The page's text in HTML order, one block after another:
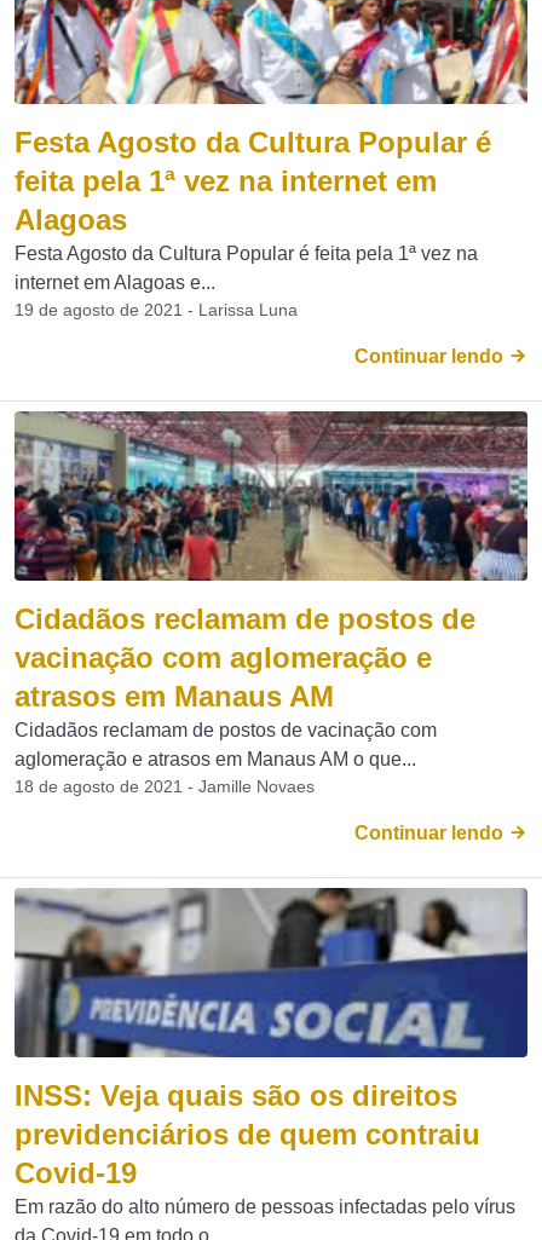
Festa Agosto da Cultura Popular é
feita pela 1ª vez na internet em
Alagoas
Festa Agosto da Cultura Popular é feita pela 1ª vez na
internet em Alagoas e...
19 de agosto de 2021 - Larissa Luna
Continuar lendo
Cidadãos reclamam de postos de
vacinação com aglomeração e
atrasos em Manaus AM
Cidadãos reclamam de postos de vacinação com
aglomeração e atrasos em Manaus AM o que...
18 de agosto de 2021 - Jamille Novaes
Continuar lendo
INSS: Veja quais são os direitos
previdenciários de quem contraiu
Covid-19
Em razão do alto número de pessoas infectadas pelo vírus
da Covid-19 em todo o...